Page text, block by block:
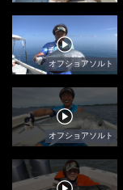
オフショアソルト
オフショアソルト